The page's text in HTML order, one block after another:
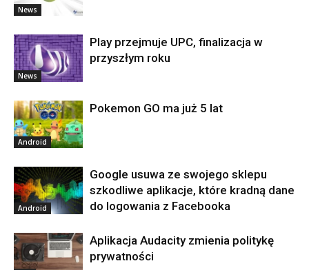
News
News
Play przejmuje UPC, finalizacja w
przyszłym roku
Android
Pokemon GO ma już 5 lat
Android
Google usuwa ze swojego sklepu
szkodliwe aplikacje, które kradną dane
do logowania z Facebooka
Aplikacja Audacity zmienia politykę
prywatności